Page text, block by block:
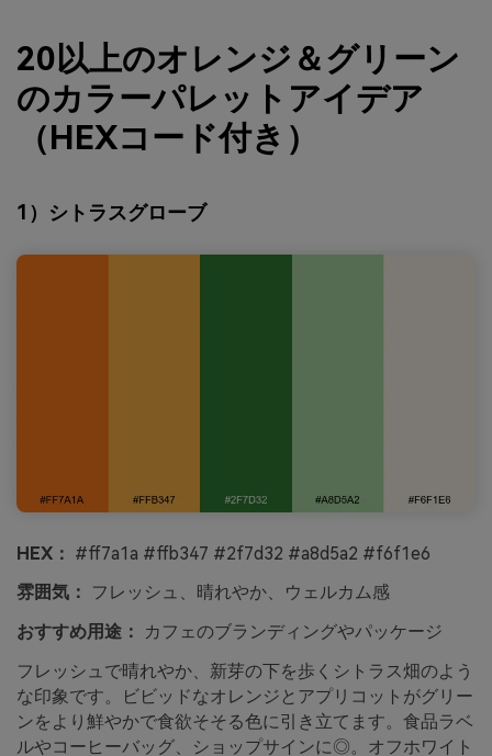
20以上のオレンジ＆グリーン
のカラーパレットアイデア
（HEXコード付き）
1）シトラスグローブ
HEX： #ff7a1a #ffb347 #2f7d32 #a8d5a2 #f6f1e6
雰囲気：
フレッシュ、晴れやか、ウェルカム感
おすすめ用途：
カフェのブランディングやパッケージ
フレッシュで晴れやか、新芽の下を歩くシトラス畑のよう
な印象です。ビビッドなオレンジとアプリコットがグリー
ンをより鮮やかで食欲そそる色に引き立てます。食品ラベ
ルやコーヒーバッグ、ショップサインに◎。オフホワイト